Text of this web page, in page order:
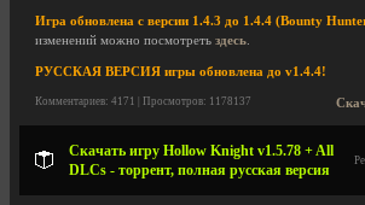
Игра обновлена с версии 1.4.3 до 1.4.4 (Bounty
изменений можно посмотреть здесь
РУССКАЯ ВЕРСИЯ игры обновлена до v1.4.4!
Комментариев: 4171 | Просмотров: 1178137
Скачать игру Hollow Knight v1.5.78 + All
DLCs - торрент, полная русская версия